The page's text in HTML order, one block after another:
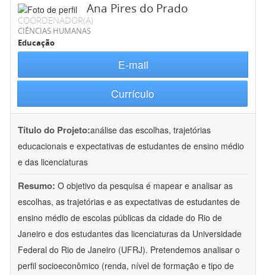
Ana Pires do Prado
COORDENADOR(A)
CIÊNCIAS HUMANAS
Educação
E-mail
Currículo
Título do Projeto:análise das escolhas, trajetórias
educacionais e expectativas de estudantes de ensino médio
e das licenciaturas
Resumo: O objetivo da pesquisa é mapear e analisar as
escolhas, as trajetórias e as expectativas de estudantes de
ensino médio de escolas públicas da cidade do Rio de
Janeiro e dos estudantes das licenciaturas da Universidade
Federal do Rio de Janeiro (UFRJ). Pretendemos analisar o
perfil socioeconômico (renda, nível de formação e tipo de